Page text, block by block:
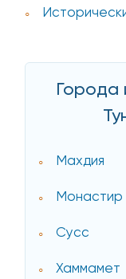
Города
Махдия
Монастир
Сусс
Хаммамет